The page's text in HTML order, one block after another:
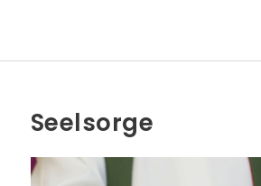
Seelsorge